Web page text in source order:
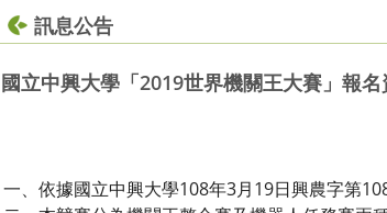
訊息公告
國立中興大學「2019世界機關王大賽」報
一、依據國立中興大學108年3月19日興農字第